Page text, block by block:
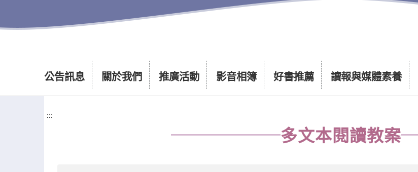
公告訊息 關於我們 推廣活動 影音相簿 好書推薦 讀報與媒體素養
:::
:::
多文本閱讀教案